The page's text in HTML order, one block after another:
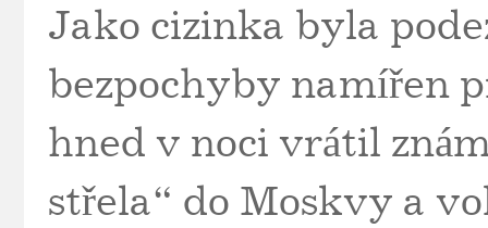
Jako cizinka byla
bezpochyby namířen
hned v noci vrátil
střela“ do Moskvy a